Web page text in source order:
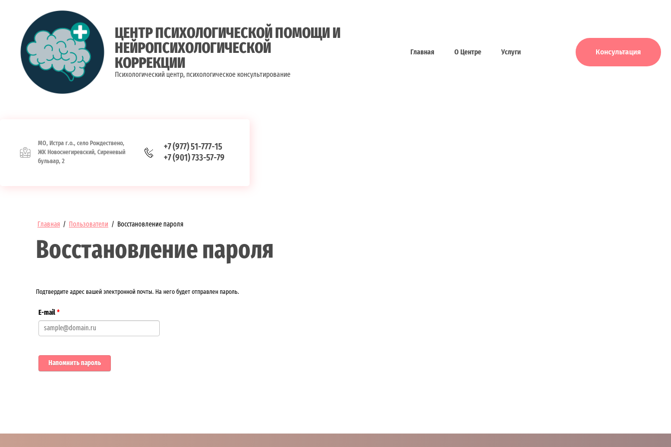
ЦЕНТР ПСИХОЛОГИЧЕСКОЙ ПОМОЩИ И
НЕЙРОПСИХОЛОГИЧЕСКОЙ
КОРРЕКЦИИ
Психологический центр, психологическое консультирование
Главная О Центре Услуги Консультация
МО, Истра г.о., село Рождествено,
ЖК Новоснегиревский, Сиреневый
бульвар, 2
+7 (977) 51-777-15
+7 (901) 733-57-79
Главная / Пользователи / Восстановление пароля
Восстановление пароля
Подтвердите адрес вашей электронной почты. На него будет отправлен пароль.
E-mail*
Напомнить пароль